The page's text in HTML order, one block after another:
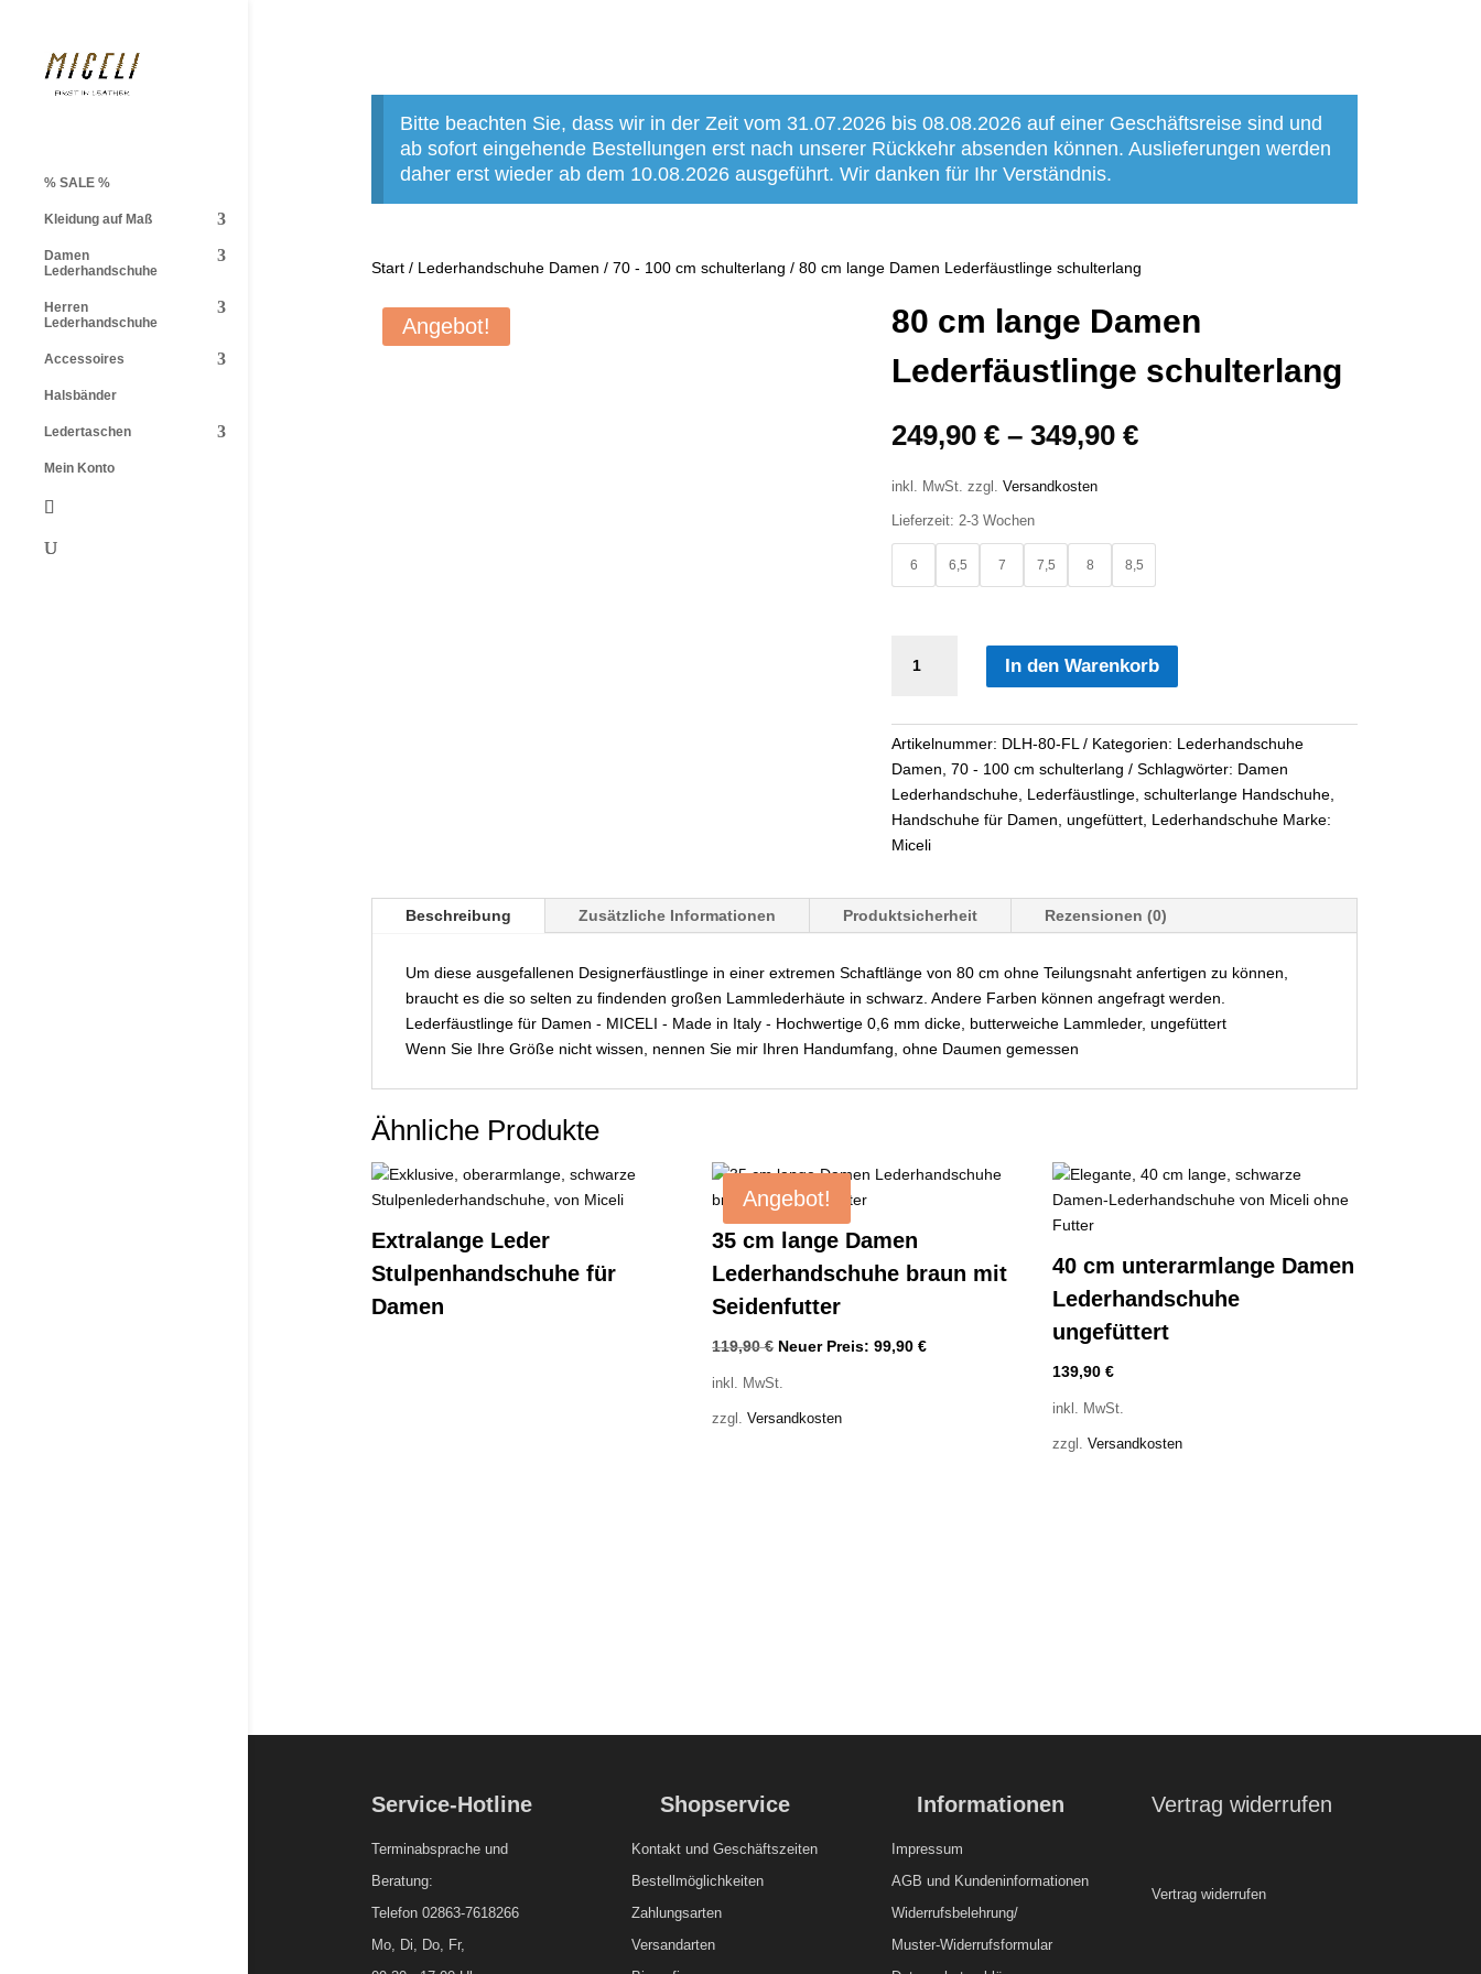
% SALE %
Kleidung auf Maß
Damen
Lederhandschuhe
Herren
Lederhandschuhe
Accessoires
Halsbänder
Ledertaschen
Mein Konto
Bitte beachten Sie, dass wir in der Zeit vom 31.07.2026 bis 08.08.2026 auf einer Geschäftsreise sind und
ab sofort eingehende Bestellungen erst nach unserer Rückkehr absenden können. Auslieferungen werden
daher erst wieder ab dem 10.08.2026 ausgeführt. Wir danken für Ihr Verständnis.
Start/ Lederhandschuhe Damen / 70 - 100 cm schulterlang / 80 cm lange Damen Lederfäustlinge schulterlang
Angebot!
80 cm lange Damen
Lederfäustlinge schulterlang
249,90€ –349,90€
inkl. MwSt. zzgl.Versandkosten
Lieferzeit:2-3 Wochen
6 6,5 7 7,5 8 8,5
Damen
Lederfäustlinge
schulterlang
Menge
In den Warenkorb
Artikelnummer: DLH-80-FL Kategorien: Lederhandschuhe
Damen ,70 - 100 cm schulterlang Schlagwörter: Damen
Lederhandschuhe Lederfäustlinge ,schulterlange Handschuhe
Handschuhe für Damen ,ungefüttert Lederhandschuhe Marke:
Miceli
Beschreibung Zusätzliche Informationen Produktsicherheit Rezensionen (0)
Um diese ausgefallenen Designerfäustlinge in einer extremen Schaftlänge von 80 cm ohne Teilungsnaht anfertigen zu können,
braucht es die so selten zu findenden großen Lammlederhäute in schwarz. Andere Farben können angefragt werden.
Lederfäustlinge für Damen - MICELI - Made in Italy - Hochwertige 0,6 mm dicke, butterweiche Lammleder, ungefüttert
Wenn Sie Ihre Größe nicht wissen, nennen Sie mir Ihren Handumfang, ohne Daumen gemessen
Ähnliche Produkte
Extralange Leder
Stulpenhandschuhe für
Damen
Angebot!
35 cm lange Damen
Lederhandschuhe braun mit
Seidenfutter
119,90€ Ursprünglicher
119,90 €
Neuer Preis: 99,90€Aktueller
inkl. MwSt.
zzgl.Versandkosten
40 cm unterarmlange Damen
Lederhandschuhe
ungefüttert
139,90€
inkl. MwSt.
zzgl.Versandkosten
Service-Hotline
Terminabsprache und
Beratung:
Telefon 02863-7618266
Mo, Di, Do, Fr,
Shopservice
Kontakt und Geschäftszeiten
Bestellmöglichkeiten
Zahlungsarten
Versandarten
Informationen
Impressum
AGB und Kundeninformationen
Widerrufsbelehrung/
Muster-Widerrufsformular
Vertrag widerrufen
Vertrag widerrufen